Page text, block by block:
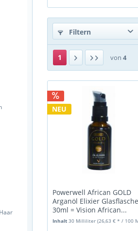
Filtern
1 von 4
NEU
Powerwell African GOLD
Arganöl Elixier Glasflasche
30ml = Vision African...
Inhalt30 Milliliter(26,63 € * / 100